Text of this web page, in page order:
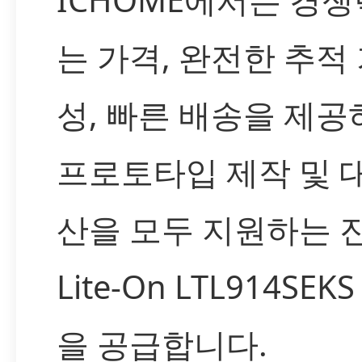
는 가격, 완전한 추적
성, 빠른 배송을 제공
프로토타입 제작 및
산을 모두 지원하는
Lite-On
을 공급합니다.